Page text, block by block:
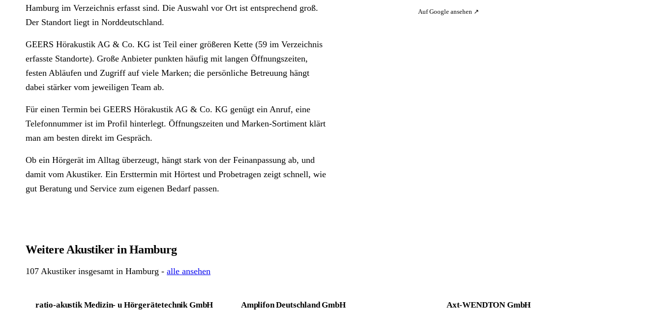
Hamburg im Verzeichnis erfasst sind. Die Auswahl vor Ort ist entsprechend groß.
Der Standort liegt in Norddeutschland.
GEERS Hörakustik AG & Co. KG ist Teil einer größeren Kette (59 im Verzeichnis
erfasste Standorte). Große Anbieter punkten häufig mit langen Öffnungszeiten,
festen Abläufen und Zugriff auf viele Marken; die persönliche Betreuung hängt
dabei stärker vom jeweiligen Team ab.
Für einen Termin bei GEERS Hörakustik AG & Co. KG genügt ein Anruf, eine
Telefonnummer ist im Profil hinterlegt. Öffnungszeiten und Marken-Sortiment klärt
man am besten direkt im Gespräch.
Ob ein Hörgerät im Alltag überzeugt, hängt stark von der Feinanpassung ab, und
damit vom Akustiker. Ein Ersttermin mit Hörtest und Probetragen zeigt schnell, wie
gut Beratung und Service zum eigenen Bedarf passen.
Auf Google ansehen ↗
Weitere Akustiker in Hamburg
107 Akustiker insgesamt in Hamburg - alle ansehen
ratio-akustik Medizin- u Hörgerätetechnik GmbH Amplifon Deutschland GmbH Axt-WENDTON GmbH